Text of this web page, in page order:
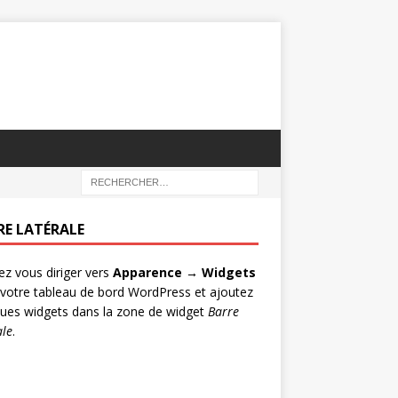
LATÉRALE
vous diriger vers Apparence → Widgets
tableau de bord WordPress et ajoutez
widgets dans la zone de widget Barre
.